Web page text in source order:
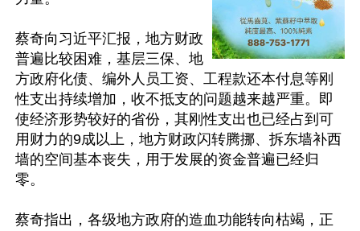
蔡奇向习近平汇报，地方财政
普遍比较困难，基层三保、地
方政府化债、编外人员工资、工程款还本付息等刚
性支出持续增加，收不抵支的问题越来越严重。即
使经济形势较好的省份，其刚性支出也已经占到可
用财力的9成以上，地方财政闪转腾挪、拆东墙补西
墙的空间基本丧失，用于发展的资金普遍已经归
零。
蔡奇指出，各级地方政府的造血功能转向枯竭，正